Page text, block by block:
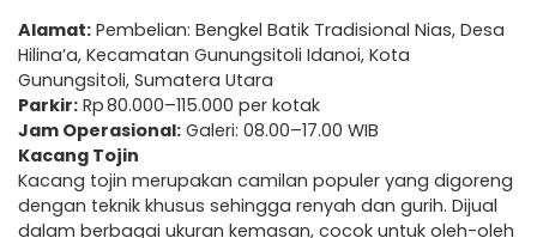
Alamat: Pembelian: Bengkel Batik Tradisional Nias, Desa
Hilina’a, Kecamatan Gunungsitoli Idanoi, Kota
Gunungsitoli, Sumatera Utara
Parkir: Rp 80.000–115.000 per kotak
Jam Operasional: Galeri: 08.00–17.00 WIB
Kacang Tojin
Kacang tojin merupakan camilan populer yang digoreng
dengan teknik khusus sehingga renyah dan gurih. Dijual
dalam berbagai ukuran kemasan, cocok untuk oleh-oleh